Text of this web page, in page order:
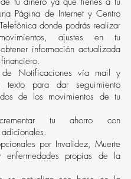
Página de Internet y Centro
donde podrás realizar
ajustes en tu
información actualizada
de Notificaciones vía mail y
texto para dar seguimiento
de los movimientos de tu
tu ahorro con
por Invalidez, Muerte
enfermedades propias de la